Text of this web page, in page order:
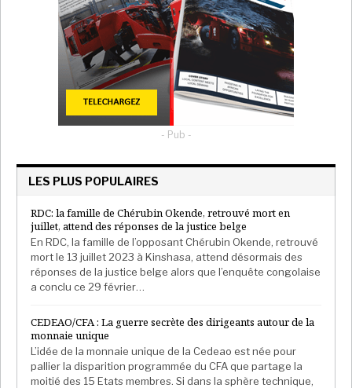
- Pub -
LES PLUS POPULAIRES
RDC: la famille de Chérubin Okende, retrouvé mort en
juillet, attend des réponses de la justice belge
En RDC, la famille de l’opposant Chérubin Okende, retrouvé
mort le 13 juillet 2023 à Kinshasa, attend désormais des
réponses de la justice belge alors que l’enquête congolaise
a conclu ce 29 février…
CEDEAO/CFA : La guerre secrète des dirigeants autour de la
monnaie unique
L’idée de la monnaie unique de la Cedeao est née pour
pallier la disparition programmée du CFA que partage la
moitié des 15 Etats membres. Si dans la sphère technique,